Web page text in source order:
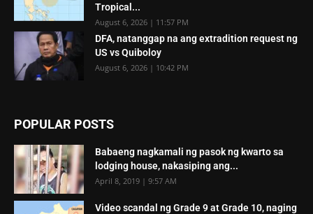
Tropical...
August 6, 2026 | 11:57 PM
DFA, natanggap na ang extradition request ng
US vs Quiboloy
August 6, 2026 | 10:42 PM
POPULAR POSTS
Babaeng nagkamali ng pasok ng kwarto sa
lodging house, nakasiping ang...
April 8, 2019 | 9:57 AM
Video scandal ng Grade 9 at Grade 10, naging